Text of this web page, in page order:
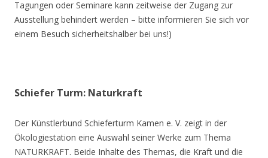
Tagungen oder Seminare kann zeitweise der Zugang zur
Ausstellung behindert werden – bitte informieren Sie sich vor
einem Besuch sicherheitshalber bei uns!)
Schiefer Turm: Naturkraft
Der Künstlerbund Schieferturm Kamen e. V. zeigt in der
Ökologiestation eine Auswahl seiner Werke zum Thema
NATURKRAFT. Beide Inhalte des Themas, die Kraft und die